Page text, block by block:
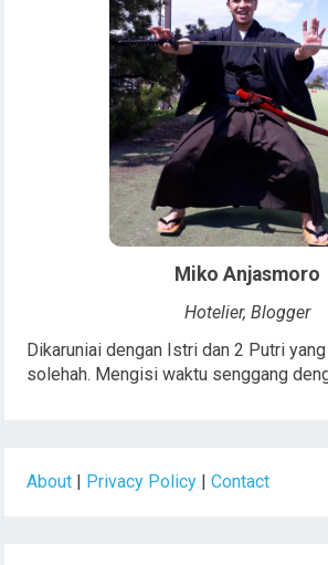
Miko Anjasmoro
Hotelier, Blogger
Dikaruniai dengan Istri dan 2 Putri
solehah. Mengisi waktu senggang
About Privacy Policy |Contact